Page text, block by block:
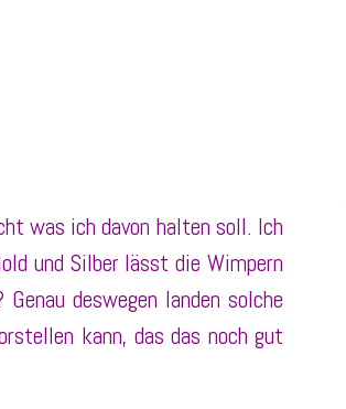
was ich davon halten soll. Ich
und Silber lässt die Wimpern
deswegen landen solche
kann, das das noch gut